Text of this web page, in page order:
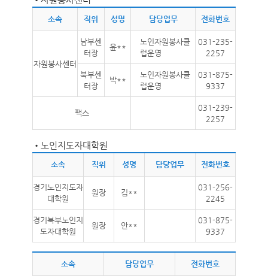
소속 직위 성명 담당업무 전화번호
자원봉사센터
남부센
터장
윤**
노인자원봉사클
럽운영
031-235-
2257
북부센
터장
박**
노인자원봉사클
럽운영
031-875-
9337
팩스
031-239-
2257
• 노인지도자대학원
소속 직위 성명 담당업무 전화번호
경기노인지도자
대학원
원장 김**
031-256-
2245
경기북부노인지
도자대학원
원장 안**
031-875-
9337
소속 담당업무 전화번호